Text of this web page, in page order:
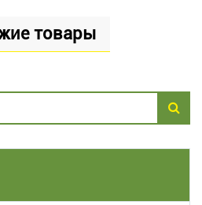
товары